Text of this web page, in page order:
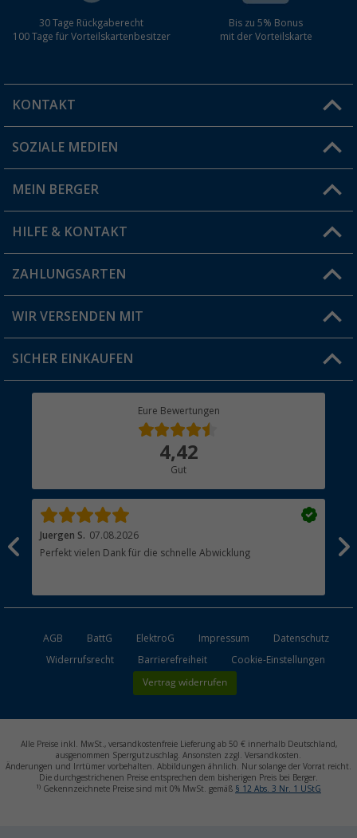
30 Tage Rückgaberecht
100 Tage für Vorteilskartenbesitzer
Bis zu 5% Bonus
mit der Vorteilskarte
KONTAKT
Du hast eine Frage?
Filiale finden
SOZIALE MEDIEN
MEIN BERGER
Vorteilskarte
Blog
Jobs & Karriere
HILFE & KONTAKT
FAQ & Kontakt
Versandinformationen
Rücksendung
ZAHLUNGSARTEN
WIR VERSENDEN MIT
SICHER EINKAUFEN
Eure Bewertungen
4,42
Gut
Juergen S. 07.08.2026
Perfekt vielen Dank für die schnelle Abwicklung
AGB BattG ElektroG Impressum
Datenschutz
Widerrufsrecht
Barrierefreiheit Cookie-Einstellungen
Vertrag widerrufen
Alle Preise inkl. MwSt., versandkostenfreie Lieferung ab 50 € innerhalb Deutschland,
ausgenommen Sperrgutzuschlag. Ansonsten zzgl. Versandkosten.
Änderungen und Irrtümer vorbehalten. Abbildungen ähnlich. Nur solange der Vorrat reicht.
Die durchgestrichenen Preise entsprechen dem bisherigen Preis bei Berger.
1) Gekennzeichnete Preise sind mit 0% MwSt. gemäß § 12 Abs. 3 Nr. 1 UStG